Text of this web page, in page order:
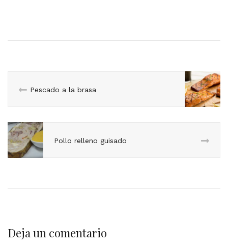
Pescado a la brasa
Pollo relleno guisado
Deja un comentario